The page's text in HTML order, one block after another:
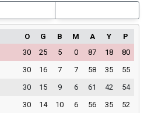
O G B M A Y
P
30 25 5 0 87 18
80
30 16 7 7 58 35
55
30 15 9 6 61 42
54
30 14 10 6 56 35
52